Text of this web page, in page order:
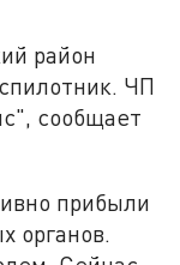
район
ЧП
сообщает
прибыли
органов.